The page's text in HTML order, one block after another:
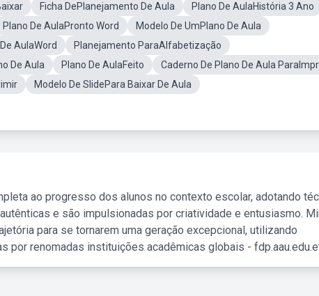
Ficha DePlanejamento De Aula
Plano De AulaHistória 3 Ano
Plano De AulaPronto Word
Modelo De UmPlano De Aula
AulaWord
Planejamento ParaAlfabetização
De Aula Plano De AulaFeito
Caderno De Plano De Aula
Modelo De SlidePara Baixar De Aula
ao progresso dos alunos no contexto escolar, adotando
e são impulsionadas por criatividade e entusiasmo.
para se tornarem uma geração excepcional, utilizando
por renomadas instituições acadêmicas globais -